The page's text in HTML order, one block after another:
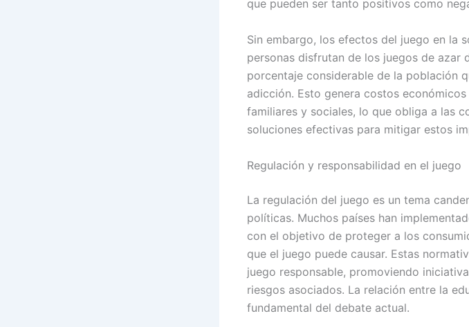
que pueden ser tanto positivos como
Sin embargo, los efectos del juego en la
personas disfrutan de los juegos de azar
porcentaje considerable de la población
adicción. Esto genera costos
familiares y sociales, lo que obliga a las
soluciones efectivas para mitigar estos
Regulación y responsabilidad en el juego
La regulación del juego es un tema
políticas. Muchos países han
con el objetivo de proteger a los
que el juego puede causar. Estas
juego responsable, promoviendo
riesgos asociados. La relación entre la
fundamental del debate actual.